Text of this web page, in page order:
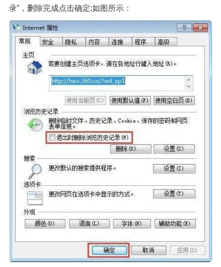
录”，删除完成点击确定;如图所示：